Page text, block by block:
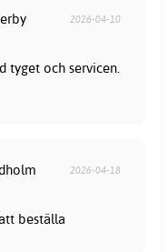
2026-04-10
tyget och servicen.
2026-04-18
beställa